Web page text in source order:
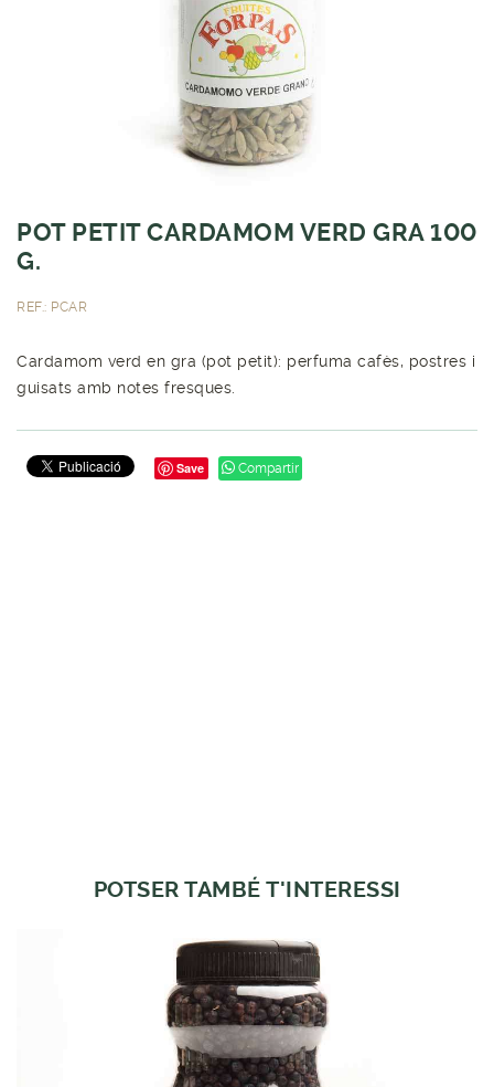
POT PETIT CARDAMOM VERD GRA 100
G.
REF.: PCAR
Cardamom verd en gra (pot petit): perfuma cafès, postres i
guisats amb notes fresques.
Save Compartir
POTSER TAMBÉ T'INTERESSI